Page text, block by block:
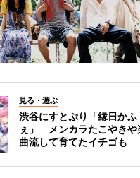
見る・遊ぶ
渋谷にすとぷり「縁日かふ
ぇ」 メンカラたこやきや
曲流して育てたイチゴも